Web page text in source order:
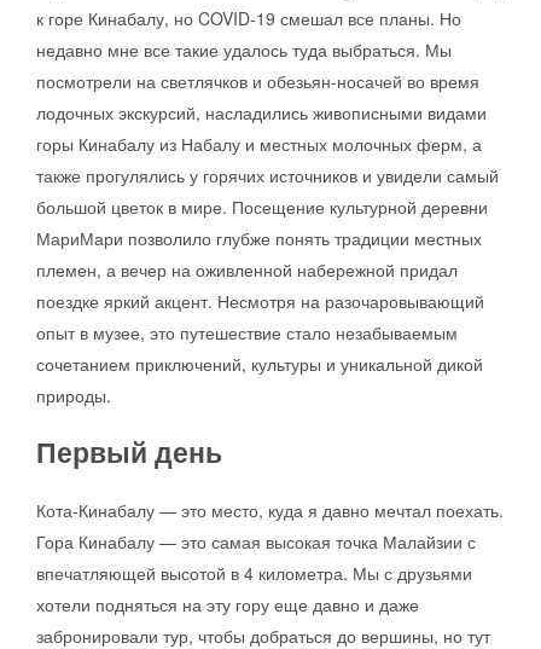
к горе Кинабалу, но COVID-19 смешал все планы. Но
недавно мне все такие удалось туда выбраться. Мы
посмотрели на светлячков и обезьян-носачей во время
лодочных экскурсий, насладились живописными видами
горы Кинабалу из Набалу и местных молочных ферм, а
также прогулялись у горячих источников и увидели самый
большой цветок в мире. Посещение культурной деревни
МариМари позволило глубже понять традиции местных
племен, а вечер на оживленной набережной придал
поездке яркий акцент. Несмотря на разочаровывающий
опыт в музее, это путешествие стало незабываемым
сочетанием приключений, культуры и уникальной дикой
природы.
Первый день
Кота-Кинабалу — это место, куда я давно мечтал поехать.
Гора Кинабалу — это самая высокая точка Малайзии с
впечатляющей высотой в 4 километра. Мы с друзьями
хотели подняться на эту гору еще давно и даже
забронировали тур, чтобы добраться до вершины, но тут